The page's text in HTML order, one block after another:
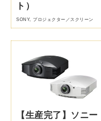
ト）
SONY,プロジェクター／スクリーン
【生産完了】ソニー